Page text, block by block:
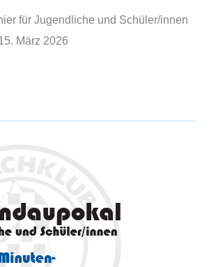
für Jugendliche und Schüler/innen
März 2026